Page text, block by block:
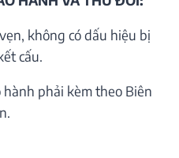
không có dấu hiệu bị
cấu.
hành phải kèm theo Biên